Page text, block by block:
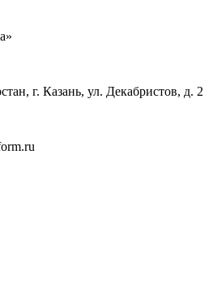
г. Казань, ул. Декабристов, д. 2